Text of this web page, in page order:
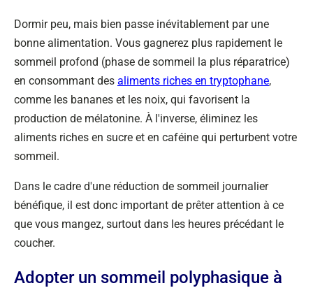
Dormir peu, mais bien passe inévitablement par une
bonne alimentation. Vous gagnerez plus rapidement le
sommeil profond (phase de sommeil la plus réparatrice)
en consommant des aliments riches en tryptophane,
comme les bananes et les noix, qui favorisent la
production de mélatonine. À l'inverse, éliminez les
aliments riches en sucre et en caféine qui perturbent votre
sommeil.
Dans le cadre d'une réduction de sommeil journalier
bénéfique, il est donc important de prêter attention à ce
que vous mangez, surtout dans les heures précédant le
coucher.
Adopter un sommeil polyphasique à